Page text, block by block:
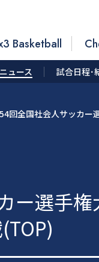
Basketball
ニュース 試合日程･
回全国社会人サッカー
ー選手